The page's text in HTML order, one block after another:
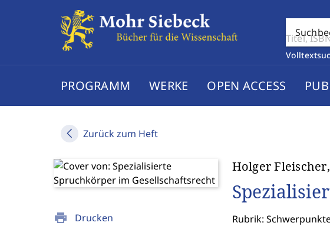
PROGRAMM WERKE OPEN ACCESS
Zurück zum Heft
print Drucken
Holger
Rubrik: